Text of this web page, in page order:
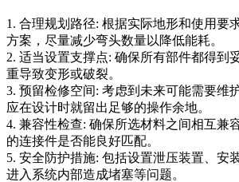
1. 合理规划路径: 根据实际地形和使用要
方案，尽量减少弯头数量以降低能耗。
2. 适当设置支撑点: 确保所有部件都得到
重导致变形或破裂。
3. 预留检修空间: 考虑到未来可能需要维
应在设计时就留出足够的操作余地。
4. 兼容性检查: 确保所选材料之间相互兼
的连接件是否能良好匹配。
5. 安全防护措施: 包括设置泄压装置、安
进入系统内部造成堵塞等问题。